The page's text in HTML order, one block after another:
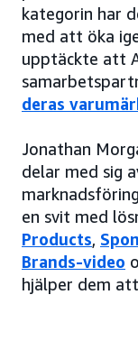
kategorin har
med att öka
upptäckte att
deras
Jonathan
delar med sig
en svit med
Products,
Brands-video
hjälper dem